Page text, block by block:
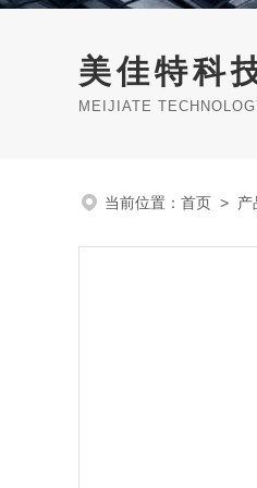
美佳特科
MEIJIATE
当前位置： 首页 > 产